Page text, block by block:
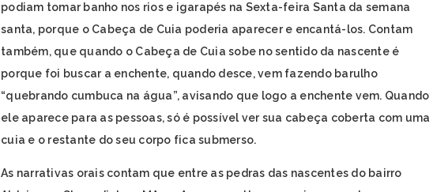
podiam tomar banho nos rios e igarapés na Sexta-feira Santa da semana
santa, porque o Cabeça de Cuia poderia aparecer e encantá-los. Contam
também, que quando o Cabeça de Cuia sobe no sentido da nascente é
porque foi buscar a enchente, quando desce, vem fazendo barulho
“quebrando cumbuca na água”, avisando que logo a enchente vem. Quando
ele aparece para as pessoas, só é possível ver sua cabeça coberta com uma
cuia e o restante do seu corpo fica submerso.
As narrativas orais contam que entre as pedras das nascentes do bairro